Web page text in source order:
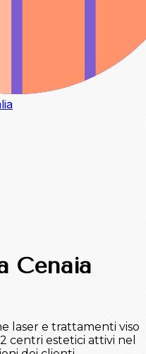
Cenaia
laser e trattamenti viso
centri estetici attivi nel